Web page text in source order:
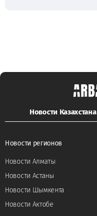
Новости Казахстана
Новости регионов
Новости Алматы
Новости Астаны
Новости Шымкента
Новости Актобе